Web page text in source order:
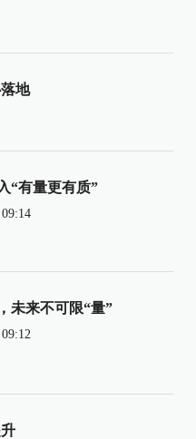
地
“有量更有质”
未来不可限“量”